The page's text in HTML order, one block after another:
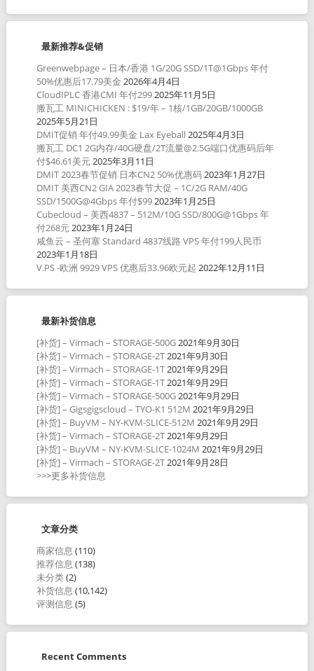
最新推荐&促销
Greenwebpage – 日本/香港 1G/20G SSD/1T@1Gbps 年付
50%优惠后17.79美金 2026年4月4日
CloudIPLC 香港CMI 年付2992025年11月5日
搬瓦工 MINICHICKEN : $19/年 – 1核/1GB/20GB/1000GB
2025年5月21日
DMIT促销 年付49.99美金 Lax Eyeball 2025年4月3日
搬瓦工 DC1 2G内存/40G硬盘/2T流量@2.5G端口优惠码后年
付$46.61美元2025年3月11日
DMIT 2023春节促销 日本CN2 50%优惠码2023年1月27日
DMIT 美西CN2 GIA 2023春节大促 – 1C/2G RAM/40G
SSD/1500G@4Gbps 年付$992023年1月25日
Cubecloud – 美西4837 – 512M/10G SSD/800G@1Gbps 年
付268元2023年1月24日
咸鱼云 – 圣何塞 Standard 4837线路 VPS 年付199人民币
2023年1月18日
V.PS -欧洲 9929 VPS 优惠后33.96欧元起 2022年12月11日
最新补货信息
[补货] – Virmach – STORAGE-500G2021年9月30日
[补货] – Virmach – STORAGE-2T2021年9月30日
[补货] – Virmach – STORAGE-1T2021年9月29日
[补货] – Virmach – STORAGE-1T2021年9月29日
[补货] – Virmach – STORAGE-500G2021年9月29日
[补货] – Gigsgigscloud – TYO-K1 512M 2021年9月29日
[补货] – BuyVM – NY-KVM-SLICE-512M 2021年9月29日
[补货] – Virmach – STORAGE-2T2021年9月29日
[补货] – BuyVM – NY-KVM-SLICE-1024M 2021年9月29日
[补货] – Virmach – STORAGE-2T2021年9月28日
>>>更多补货信息
文章分类
商家信息 (110)
推荐信息 (138)
未分类(2)
补货信息 (10,142)
评测信息 (5)
Recent Comments